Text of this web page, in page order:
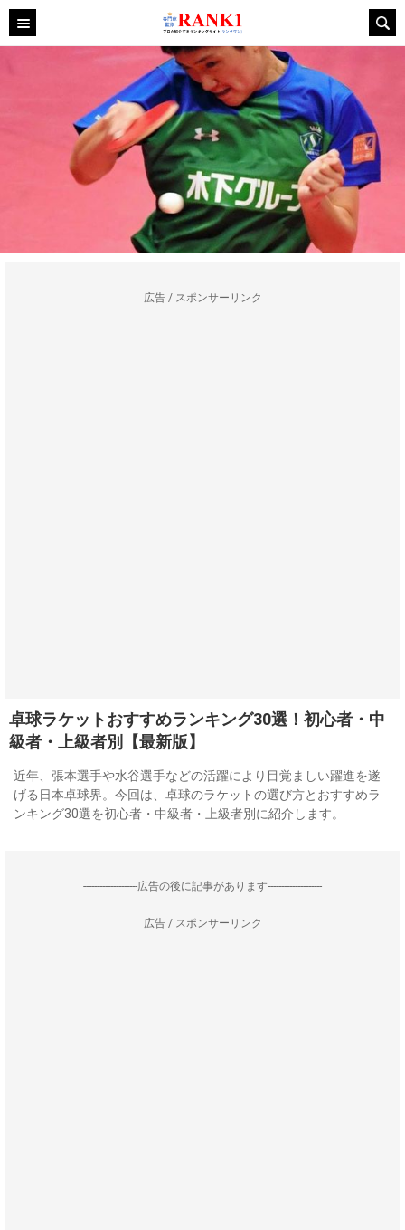
広告 / スポンサーリンク
卓球ラケットおすすめランキング30選！初心者・中
級者・上級者別【最新版】
近年、張本選手や水谷選手などの活躍により目覚ましい躍進を遂
げる日本卓球界。今回は、卓球のラケットの選び方とおすすめラ
ンキング30選を初心者・中級者・上級者別に紹介します。
--------------------広告の後に記事があります--------------------
広告 / スポンサーリンク